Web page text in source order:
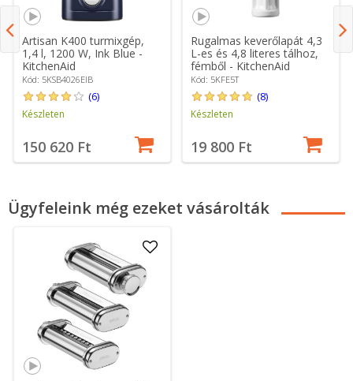
Artisan K400 turmixgép,
1,4 l, 1200 W, Ink Blue -
KitchenAid
Kód: 5KSB4026EIB
(6)
Készleten
150 620 Ft
Rugalmas keverőlapát 4,3
L-es és 4,8 literes tálhoz,
fémből - KitchenAid
Kód: 5KFE5T
(8)
Készleten
19 800 Ft
Ügyfeleink még ezeket vásárolták